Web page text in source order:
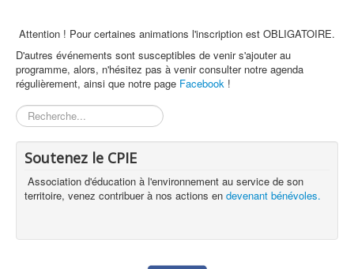
Attention ! Pour certaines animations l'inscription est OBLIGATOIRE.
D'autres événements sont susceptibles de venir s'ajouter au
programme, alors, n'hésitez pas à venir consulter notre agenda
régulièrement, ainsi que notre page Facebook !
Rechercher
Soutenez le CPIE
Association d'éducation à l'environnement au service de son
territoire, venez contribuer à nos actions en devenant bénévoles.